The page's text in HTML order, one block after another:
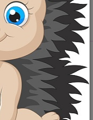
Hledat
ŽELVIČKA